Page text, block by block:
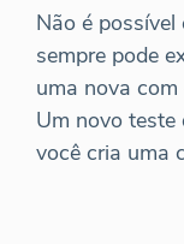
Não é
sempre pode
uma nova
Um novo
você cria uma